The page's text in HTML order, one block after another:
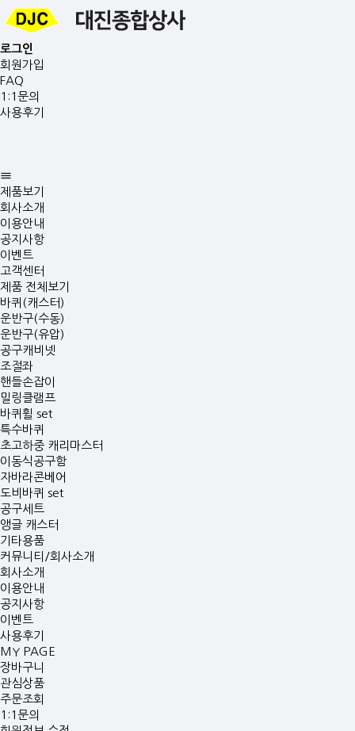
로그인
회원가입
FAQ
1:1문의
사용후기
제품보기
회사소개
이용안내
공지사항
이벤트
고객센터
제품 전체보기
바퀴(캐스터)
운반구(수동)
운반구(유압)
공구캐비넷
조절좌
핸들손잡이
밀링클램프
바퀴휠 set
특수바퀴
초고하중 캐리마스터
이동식공구함
자바라콘베어
도비바퀴 set
공구세트
앵글 캐스터
기타용품
커뮤니티/회사소개
회사소개
이용안내
공지사항
이벤트
사용후기
MY PAGE
장바구니
관심상품
주문조회
1:1문의